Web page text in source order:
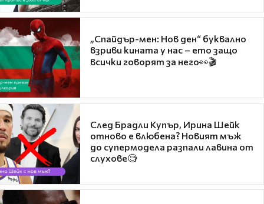
„Спайдър-мен: Нов ден“ буквално
взриви кината у нас – ето защо
всички говорят за него👀🎬
След Брадли Купър, Ирина Шейк
отново е влюбена? Новият мъж
до супермодела разпали лавина от
слухове🧐